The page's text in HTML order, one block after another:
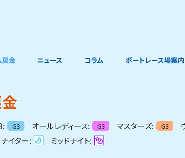
金 ニュース コラム ボートレース場案内
G3 オールレディース: G3 マスターズ: G3
ナイター: ミッドナイト: